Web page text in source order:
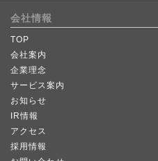
会社情報
TOP
会社案内
企業理念
サービス案内
お知らせ
IR情報
アクセス
採用情報